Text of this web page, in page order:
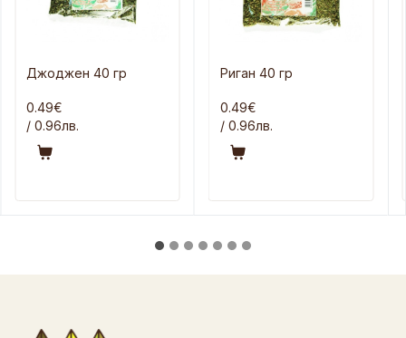
Джоджен 40 гр
0.49€
/ 0.96лв.
Риган 40 гр
0.49€
/ 0.96лв.